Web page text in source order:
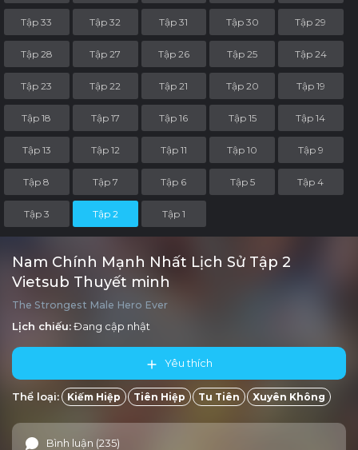
Tập 33 Tập 32 Tập 31 Tập 30 Tập 29
Tập 28 Tập 27 Tập 26 Tập 25 Tập 24
Tập 23 Tập 22 Tập 21 Tập 20 Tập 19
Tập 18 Tập 17 Tập 16 Tập 15 Tập 14
Tập 13 Tập 12 Tập 11 Tập 10 Tập 9
Tập 8 Tập 7 Tập 6 Tập 5 Tập 4
Tập 3 Tập 2 Tập 1
Nam Chính Mạnh Nhất Lịch Sử Tập 2
Vietsub Thuyết minh
The Strongest Male Hero Ever
Lịch chiếu:Đang cập nhật
Yêu thích
Thể loại: Kiếm Hiệp Tiên Hiệp Tu Tiên Xuyên Không
Bình luận (235)